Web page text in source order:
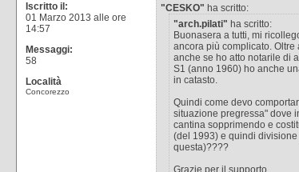
Iscritto il:
01 Marzo 2013 alle ore
14:57
Messaggi:
58
Località
Concorezzo
"CESKO" ha scritto:
"arch.pilati" ha scritto:
Buonasera a tutti, mi
ancora più complicato.
anche se ho atto notarile di
S1 (anno 1960) ho anche
in catasto.
Quindi come devo
situazione pregressa" dove
cantina sopprimendo e
(del 1993) e quindi
questa)????
Grazie per il supporto.